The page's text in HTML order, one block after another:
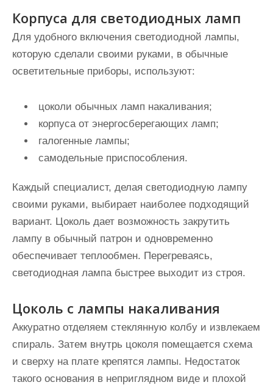
Корпуса для светодиодных ламп
Для удобного включения светодиодной лампы,
которую сделали своими руками, в обычные
осветительные приборы, используют:
цоколи обычных ламп накаливания;
корпуса от энергосберегающих ламп;
галогенные лампы;
самодельные приспособления.
Каждый специалист, делая светодиодную лампу
своими руками, выбирает наиболее подходящий
вариант. Цоколь дает возможность закрутить
лампу в обычный патрон и одновременно
обеспечивает теплообмен. Перегреваясь,
светодиодная лампа быстрее выходит из строя.
Цоколь с лампы накаливания
Аккуратно отделяем стеклянную колбу и извлекаем
спираль. Затем внутрь цоколя помещается схема
и сверху на плате крепятся лампы. Недостаток
такого основания в неприглядном виде и плохой